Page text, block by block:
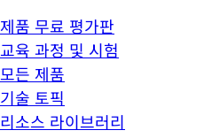
제품 무료 평가판
교육 과정 및 시험
모든 제품
기술 토픽
리소스 라이브러리